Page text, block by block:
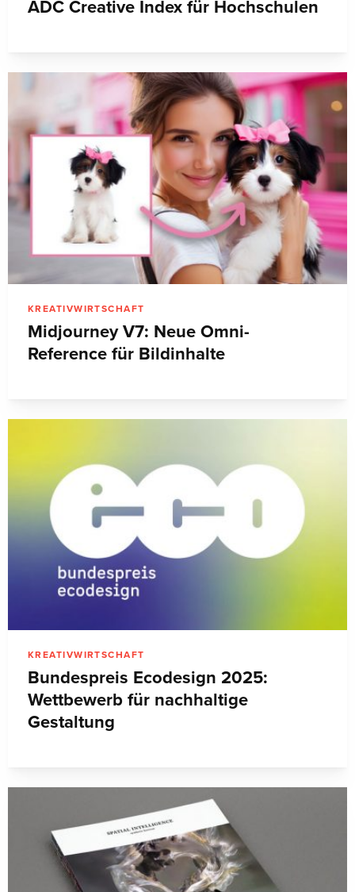
ADC Creative Index für Hochschulen
KREATIVWIRTSCHAFT
Midjourney V7: Neue Omni-
Reference für Bildinhalte
KREATIVWIRTSCHAFT
Bundespreis Ecodesign 2025:
Wettbewerb für nachhaltige
Gestaltung